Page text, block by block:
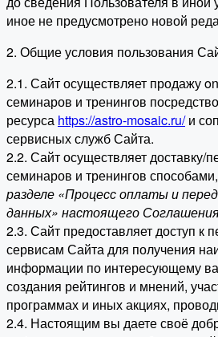
иное не предусмотрено новой
2. Общие условия пользования
2.1. Сайт осуществляет продажу
семинаров и тренингов
ресурса https://astro-mosaic.ru/и
сервисных служб Сайта.
2.2. Сайт осуществляет доставку/
семинаров и тренингов способами,
разделе «Процесс оплаты и
данных» настоящего
2.3. Сайт предоставляет доступ к
сервисам Сайта для получения
информации по интересующему
создания рейтингов и мнений,
программах и иных акциях,
2.4. Настоящим вы даете своё